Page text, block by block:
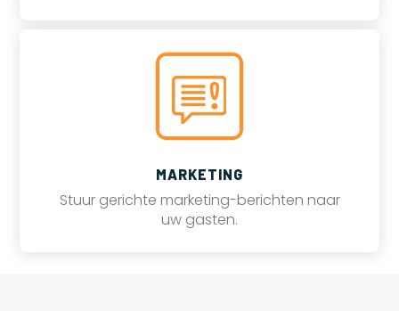
MARKETING
Stuur gerichte marketing-berichten naar
uw gasten.